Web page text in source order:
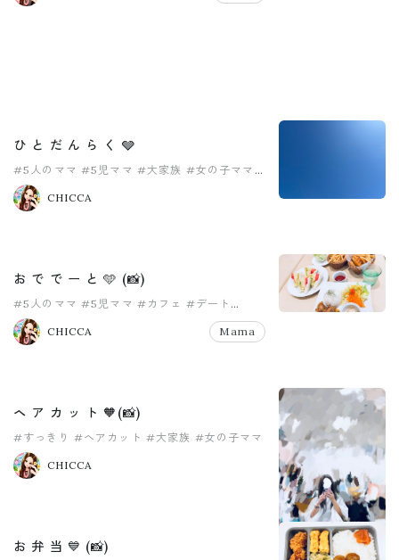
ひ と だ ん ら く 🩶
#5人のママ #5児ママ #大家族 #女の子ママ
#子育て中ママ
CHICCA
お で で ー と 🩵 (📸)
#5人のママ #5児ママ #カフェ #デート
#二女さんとのお時間
CHICCA
Mama
ヘ ア カ ッ ト 🧡(📸)
#すっきり #ヘアカット #大家族 #女の子ママ
#子育て中ママ
CHICCA
お 弁 当 💙 (📸)